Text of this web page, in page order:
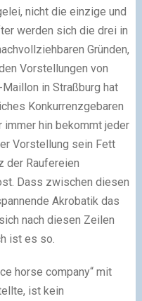
nicht die einzige und
werden sich die drei in
Gründen,
Vorstellungen von
in Straßburg hat
Konkurrenzgebaren
hin bekommt jeder
Vorstellung sein Fett
der Raufereien
Dass zwischen diesen
Akrobatik das
nach diesen Zeilen
ist es so.
horse company“ mit
ist kein